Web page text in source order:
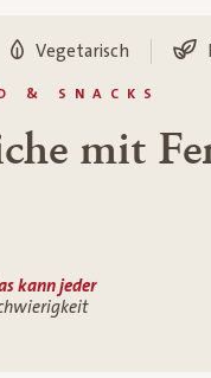
& SNACKS
Vegetarisch
mit
kann jeder